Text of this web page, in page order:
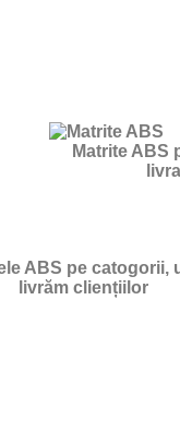
Matrite ABS
ABS pe catogorii,
livrăm cliențiilor